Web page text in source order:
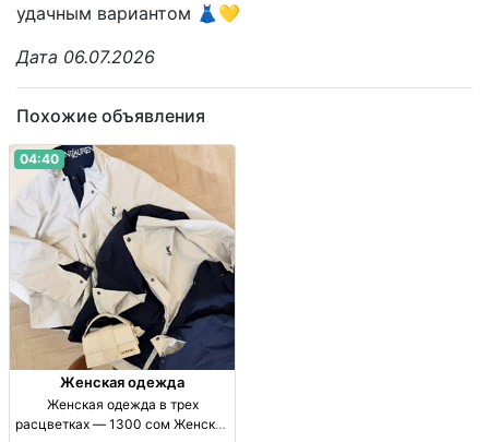
удачным вариантом 👗💛
Дата 06.07.2026
Похожие объявления
04:40
Женская одежда
Женская одежда в трех
расцветках — 1300 сом Женская